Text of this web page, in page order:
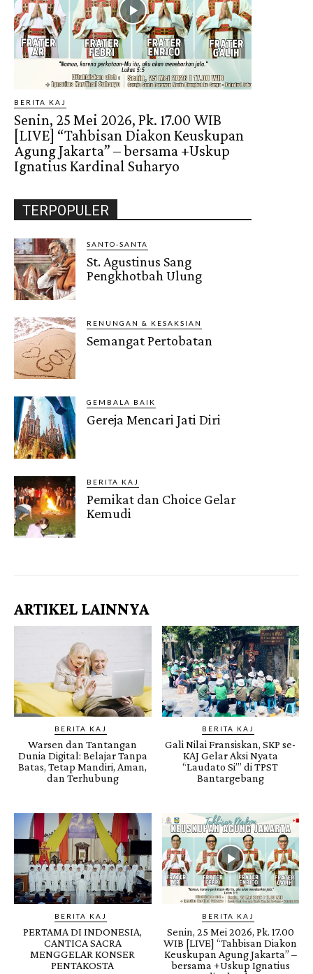
BERITA KAJ
Senin, 25 Mei 2026, Pk. 17.00 WIB
[LIVE] “Tahbisan Diakon Keuskupan
Agung Jakarta” – bersama +Uskup
Ignatius Kardinal Suharyo
TERPOPULER
SANTO-SANTA
St. Agustinus Sang
Pengkhotbah Ulung
RENUNGAN & KESAKSIAN
Semangat Pertobatan
GEMBALA BAIK
Gereja Mencari Jati Diri
BERITA KAJ
Pemikat dan Choice Gelar
Kemudi
Gendis.ID
ARTIKEL LAINNYA
BERITA KAJ
Warsen dan Tantangan
Dunia Digital: Belajar Tanpa
Batas, Tetap Mandiri, Aman,
dan Terhubung
BERITA KAJ
Gali Nilai Fransiskan, SKP se-
KAJ Gelar Aksi Nyata
“Laudato Si’” di TPST
Bantargebang
BERITA KAJ
PERTAMA DI INDONESIA,
CANTICA SACRA
MENGGELAR KONSER
PENTAKOSTA
BERITA KAJ
Senin, 25 Mei 2026, Pk. 17.00
WIB [LIVE] “Tahbisan Diakon
Keuskupan Agung Jakarta” –
bersama +Uskup Ignatius